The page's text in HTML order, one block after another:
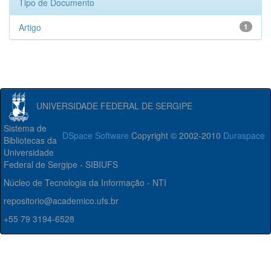
Tipo de Documento
1
Artigo
UNIVERSIDADE FEDERAL DE SERGIPE
DSpace Software Copyright © 2002-2010 Duraspace
Sistema de
Bibliotecas da
Universidade
Federal de Sergipe - SIBIUFS
Núcleo de Tecnologia da Informação - NTI
repositorio@academico.ufs.br
+55 79 3194-6528